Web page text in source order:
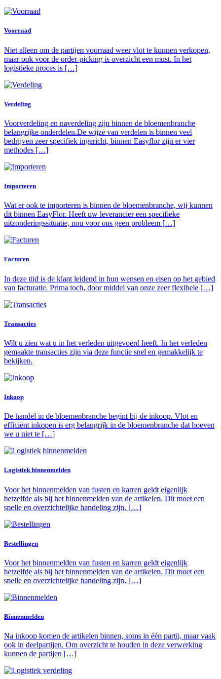
Voorraad
Niet alleen om de partijen voorraad weer vlot te kunnen verkopen,
maar ook voor de order-picking is overzicht een must. In het
logistieke proces is […]
Verdeling
Voorverdeling en naverdeling zijn binnen de bloemenbranche
belangrijke onderdelen.De wijze van verdelen is binnen veel
bedrijven zeer specifiek ingericht, binnen Easyflor zijn er vier
methodes […]
Importeren
Wat er ook te importeren is binnen de bloemenbranche, wij kunnen
dit binnen EasyFlor. Heeft uw leverancier een specifieke
uitzonderingssituatie, nou voor ons geen probleem […]
Facturen
In deze tijd is de klant leidend in hun wensen en eisen op het gebied
van facturatie. Prima toch, door middel van onze zeer flexibele […]
Transacties
Wilt u zien wat u in het verleden uitgevoerd heeft. In het verleden
gemaakte transacties zijn via deze functie snel en gemakkelijk te
bekijken.
Inkoop
De handel in de bloemenbranche begint bij de inkoop. Vlot en
efficiënt inkopen is erg belangrijk in de bloemenbranche dat hoeven
we u niet te […]
Logistiek binnenmelden
Voor het binnenmelden van fusten en karren geldt eigenlijk
hetzelfde als bij het binnenmelden van de artikelen. Dit moet een
snelle en overzichtelijke handeling zijn. […]
Bestellingen
Voor het binnenmelden van fusten en karren geldt eigenlijk
hetzelfde als bij het binnenmelden van de artikelen. Dit moet een
snelle en overzichtelijke handeling zijn. […]
Binnenmelden
Na inkoop komen de artikelen binnen, soms in één partij, maar vaak
ook in deelpartijen. Om overzicht te houden in deze verwerking
kunnen de partijen […]